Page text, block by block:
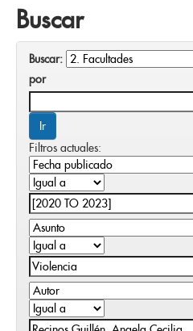
Buscar
Buscar:
por
Filtros actuales: